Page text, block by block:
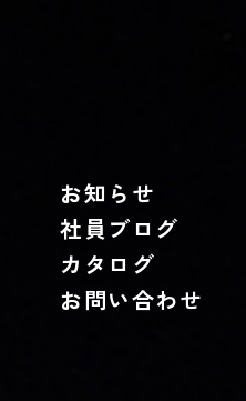
お知らせ
社員ブログ
カタログ
お問い合わせ